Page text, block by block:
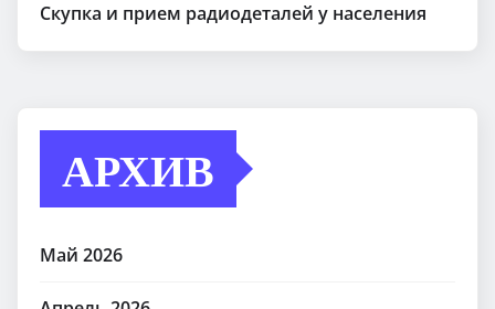
Скупка и прием радиодеталей у населения
АРХИВ
Май 2026